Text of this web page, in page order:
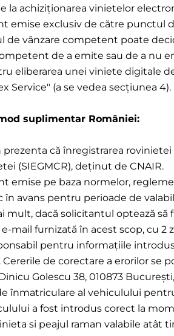
la achiziționarea vinietelor
emise exclusiv de către
de vânzare competent poate
de a emite sau de a nu
eliberarea unei viniete digitale
Service" (a se vedea secțiunea 4).
suplimentar României:
prezenta că înregistrarea
(SIEGMCR), deținut de CNAIR.
emise pe baza normelor,
avans pentru perioade de
mult, dacă solicitantul optează
mail furnizată în acest scop, cu
pentru informațiile
de corectare a erorilor se
Golescu 38, 010873
înmatriculare al vehiculului
a fost introdus corect la
si peajul raman valabile atât